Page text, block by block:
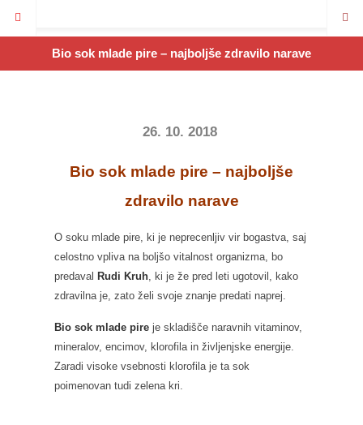
Bio sok mlade pire – najboljše zdravilo narave
26. 10. 2018
Bio sok mlade pire – najboljše
zdravilo narave
O soku mlade pire, ki je neprecenljiv vir bogastva, saj
celostno vpliva na boljšo vitalnost organizma, bo
predaval Rudi Kruh, ki je že pred leti ugotovil, kako
zdravilna je, zato želi svoje znanje predati naprej.
Bio sok mlade pireje skladišče naravnih vitaminov,
mineralov, encimov, klorofila in življenjske energije.
Zaradi visoke vsebnosti klorofila je ta sok
poimenovan tudi zelena kri.